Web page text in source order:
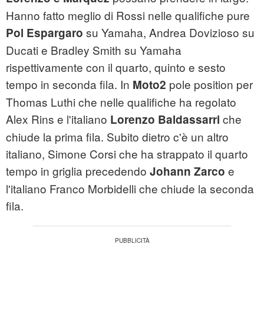
Hanno fatto meglio di Rossi nelle qualifiche pure
Pol Espargaro su Yamaha, Andrea Dovizioso su
Ducati e Bradley Smith su Yamaha
rispettivamente con il quarto, quinto e sesto
tempo in seconda fila. In Moto2 pole position per
Thomas Luthi che nelle qualifiche ha regolato
Alex Rins e l'italiano Lorenzo Baldassarri che
chiude la prima fila. Subito dietro c'è un altro
italiano, Simone Corsi che ha strappato il quarto
tempo in griglia precedendo Johann Zarco e
l'italiano Franco Morbidelli che chiude la seconda
fila.